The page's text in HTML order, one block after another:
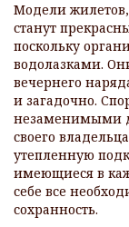
Модели
станут
поскольку
водолазками.
вечернего
и загадочно.
незаменимыми
своего
утепленную
имеющиеся в
себе все
сохранность.